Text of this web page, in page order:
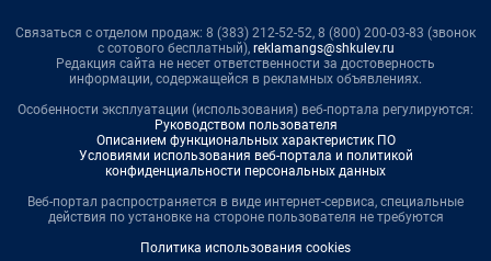
Связаться с отделом продаж: 8 (383) 212-52-52, 8 (800) 200-03-83 (звонок
с сотового бесплатный), reklamangs@shkulev.ru
Редакция сайта не несет ответственности за достоверность
информации, содержащейся в рекламных объявлениях.
Особенности эксплуатации (использования) веб-портала регулируются:
Руководством пользователя
Описанием функциональных характеристик ПО
Условиями использования веб-портала и политикой
конфиденциальности персональных данных
Веб-портал распространяется в виде интернет-сервиса, специальные
действия по установке на стороне пользователя не требуются
Политика использования cookies